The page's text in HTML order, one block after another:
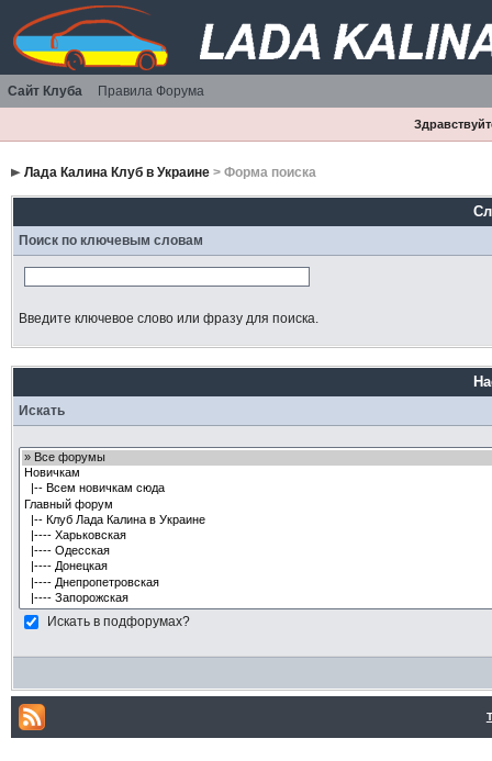
Сайт Клуба Правила Форума
Лада Калина Клуб в Украине> Форма поиска
Поиск по ключевым словам
Введите ключевое слово или фразу для поиска.
Искать
Искать в подфорумах?